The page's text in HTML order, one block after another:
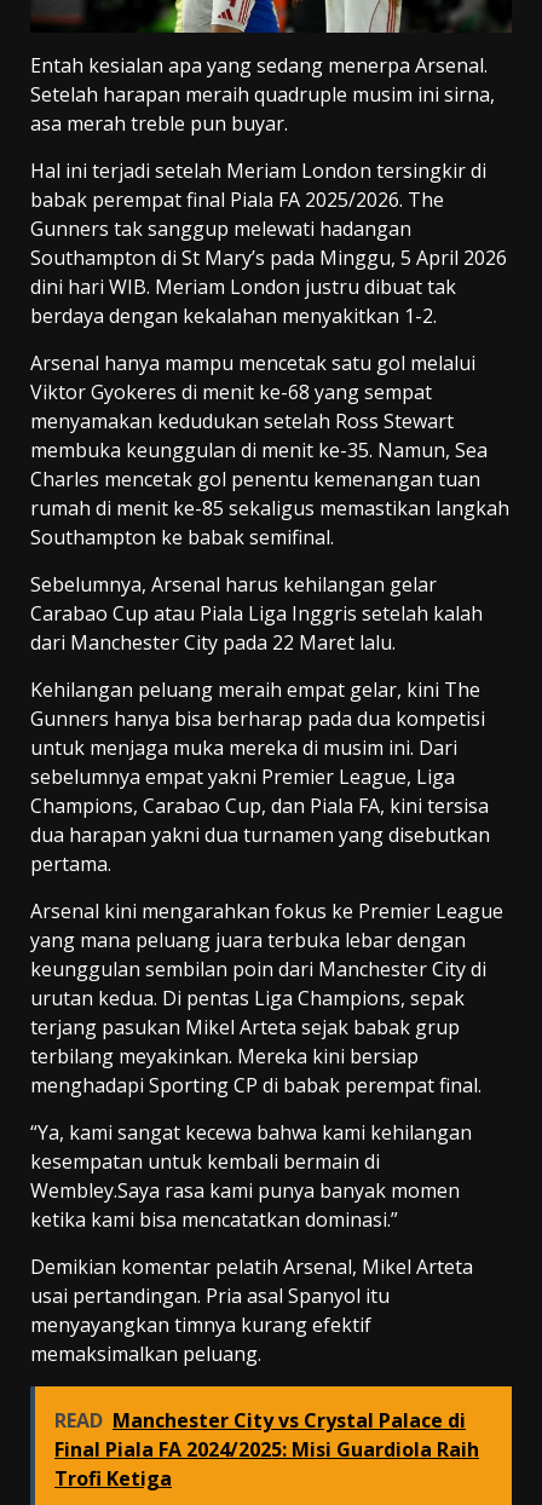
Entah kesialan apa yang sedang menerpa Arsenal.
Setelah harapan meraih quadruple musim ini sirna,
asa merah treble pun buyar.
Hal ini terjadi setelah Meriam London tersingkir di
babak perempat final Piala FA 2025/2026. The
Gunners tak sanggup melewati hadangan
Southampton di St Mary’s pada Minggu, 5 April 2026
dini hari WIB. Meriam London justru dibuat tak
berdaya dengan kekalahan menyakitkan 1-2.
Arsenal hanya mampu mencetak satu gol melalui
Viktor Gyokeres di menit ke-68 yang sempat
menyamakan kedudukan setelah Ross Stewart
membuka keunggulan di menit ke-35. Namun, Sea
Charles mencetak gol penentu kemenangan tuan
rumah di menit ke-85 sekaligus memastikan langkah
Southampton ke babak semifinal.
Sebelumnya, Arsenal harus kehilangan gelar
Carabao Cup atau Piala Liga Inggris setelah kalah
dari Manchester City pada 22 Maret lalu.
Kehilangan peluang meraih empat gelar, kini The
Gunners hanya bisa berharap pada dua kompetisi
untuk menjaga muka mereka di musim ini. Dari
sebelumnya empat yakni Premier League, Liga
Champions, Carabao Cup, dan Piala FA, kini tersisa
dua harapan yakni dua turnamen yang disebutkan
pertama.
Arsenal kini mengarahkan fokus ke Premier League
yang mana peluang juara terbuka lebar dengan
keunggulan sembilan poin dari Manchester City di
urutan kedua. Di pentas Liga Champions, sepak
terjang pasukan Mikel Arteta sejak babak grup
terbilang meyakinkan. Mereka kini bersiap
menghadapi Sporting CP di babak perempat final.
“Ya, kami sangat kecewa bahwa kami kehilangan
kesempatan untuk kembali bermain di
Wembley.Saya rasa kami punya banyak momen
ketika kami bisa mencatatkan dominasi.”
Demikian komentar pelatih Arsenal, Mikel Arteta
usai pertandingan. Pria asal Spanyol itu
menyayangkan timnya kurang efektif
memaksimalkan peluang.
READ Manchester City vs Crystal Palace di
Final Piala FA 2024/2025: Misi Guardiola Raih
Trofi Ketiga